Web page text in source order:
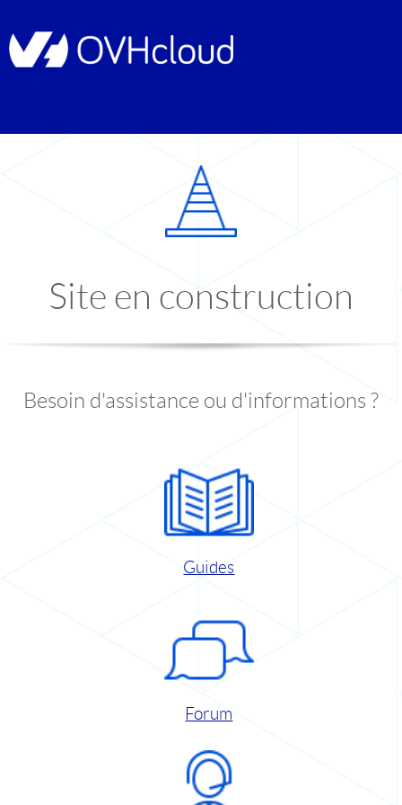
Site en construction
Besoin d'assistance ou d'informations ?
Guides
Forum